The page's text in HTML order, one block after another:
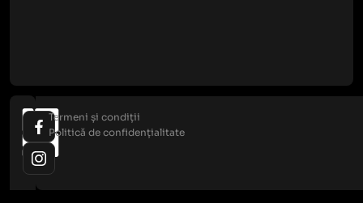
Termeni și condiții
Politică de confidențialitate